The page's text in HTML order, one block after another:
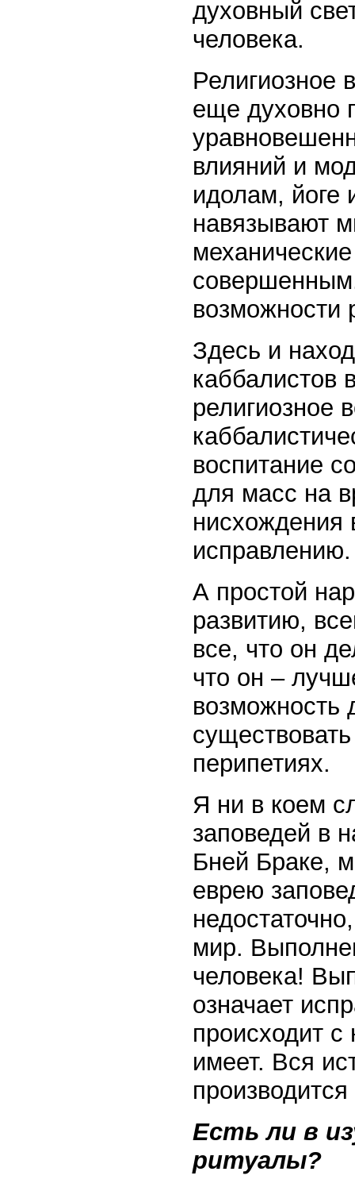
духовный
человека.
Религиозное
еще духовно
влияний и
идолам, йоге
навязывают
возможности
Здесь и
каббалистов
религиозное
воспитание
для масс на
нисхождения
исправлению.
А простой
развитию,
все, что он
что он –
возможность
перипетиях.
Я ни в коем
заповедей в
Бней Браке,
еврею
мир.
человека!
означает
происходит
имеет. Вся
Есть ли в
ритуалы?